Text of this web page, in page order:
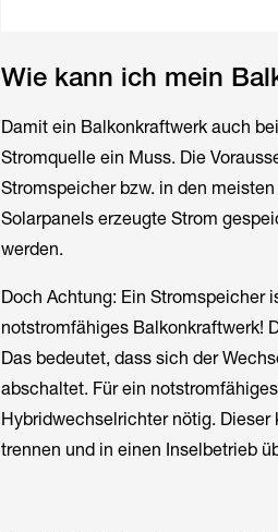
Wie kann ich mein
Damit ein Balkonkraftwerk auch
Stromquelle ein Muss. Die
Stromspeicher bzw. in den
Solarpanels erzeugte Strom
werden.
Doch Achtung: Ein Stromspeicher
notstromfähiges Balkonkraftwerk!
Das bedeutet, dass sich der
abschaltet. Für ein
Hybridwechselrichter nötig.
trennen und in einen Inselbetrieb